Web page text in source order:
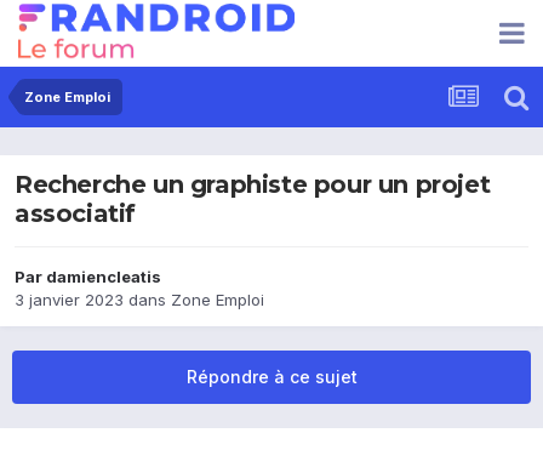
Zone Emploi
Recherche un graphiste pour un projet
associatif
Par damiencleatis
3 janvier 2023 dans Zone Emploi
Répondre à ce sujet